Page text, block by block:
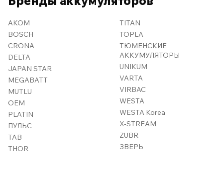
AKOM
BOSCH
CRONA
DELTA
JAPAN STAR
MEGABATT
MUTLU
OEM
PLATIN
ПУЛЬС
TAB
THOR
TITAN
TOPLA
ТЮМЕНСКИЕ
АККУМУЛЯТОРЫ
UNIKUM
VARTA
VIRBAC
WESTA
WESTA Korea
X-STREAM
ZUBR
ЗВЕРЬ